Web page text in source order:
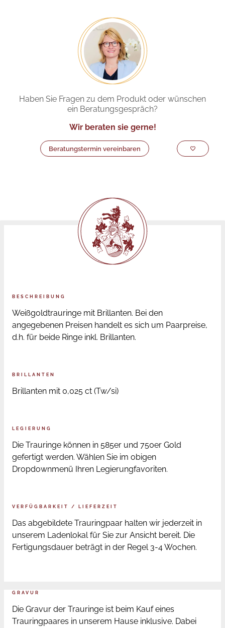
Haben Sie Fragen zu dem Produkt oder wünschen
ein Beratungsgespräch?
Wir beraten sie gerne!
Beratungstermin vereinbaren
BESCHREIBUNG
Weißgoldtrauringe mit Brillanten. Bei den
angegebenen Preisen handelt es sich um Paarpreise,
d.h. für beide Ringe inkl. Brillanten.
BRILLANTEN
Brillanten mit 0,025 ct (Tw/si)
LEGIERUNG
Die Trauringe können in 585er und 750er Gold
gefertigt werden. Wählen Sie im obigen
Dropdownmenü Ihren Legierungfavoriten.
VERFÜGBARKEIT / LIEFERZEIT
Das abgebildete Trauringpaar halten wir jederzeit in
unserem Ladenlokal für Sie zur Ansicht bereit. Die
Fertigungsdauer beträgt in der Regel 3-4 Wochen.
GRAVUR
Die Gravur der Trauringe ist beim Kauf eines
Trauringpaares in unserem Hause inklusive. Dabei